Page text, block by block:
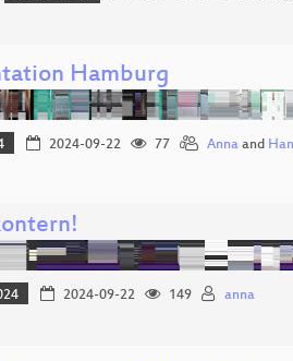
Hamburg
2024-09-22 77 Annaand
2024-09-22 149 anna